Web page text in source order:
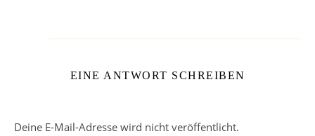
EINE ANTWORT SCHREIBEN
Deine E-Mail-Adresse wird nicht veröffentlicht.